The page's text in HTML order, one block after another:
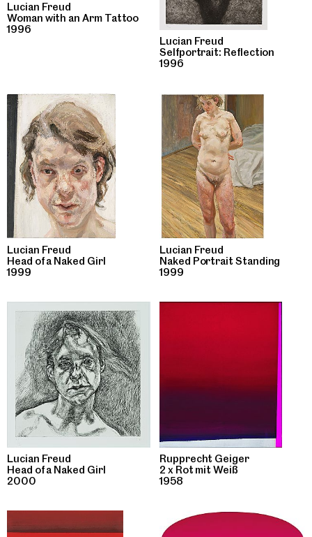
Lucian Freud
Woman with an Arm Tattoo
1996
Lucian Freud
Selfportrait: Reflection
1996
Lucian Freud
Head of a Naked Girl
1999
Lucian Freud
Naked Portrait Standing
1999
Lucian Freud
Head of a Naked Girl
2000
Rupprecht Geiger
2 x Rot mit Weiß
1958